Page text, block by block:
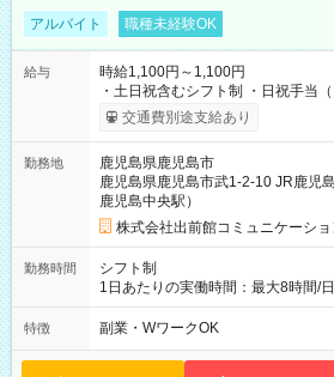
アルバイト 職種未経験OK
給与
時給1,100円～1,100円
・土日祝含むシフト制 ・日祝手当
に100円 ※支給条件有） ・深夜手
に200円 ＋ 22時以降の深夜手当：25％） 【試用期間】
です。 ※試用期間中も給与・待遇に
ら時給1,100円でスタートできます
交通費別途支給あり
勤務地
鹿児島県鹿児島市
鹿児島県鹿児島市武1-2-10 JR鹿児
鹿児島中央駅）
株式会社出前館コミュニケーシ
勤務時間
シフト制
1日あたりの実働時間：最大8時間/
時30分／週3勤務～ 上記時間帯で、以下条件で勤務可能な方 ・
土日どちらか勤務可能な方 ・年末
特徴 副業・WワークOK